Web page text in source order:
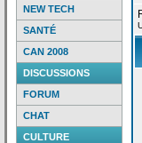
NEW TECH
SANTÉ
CAN 2008
DISCUSSIONS
FORUM
CHAT
CULTURE